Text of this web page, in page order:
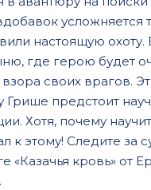
усложняется
настоящую охоту.
где герою будет
своих врагов.
Грише предстоит
Хотя, почему
к этому! Следите за
«Казачья кровь» от